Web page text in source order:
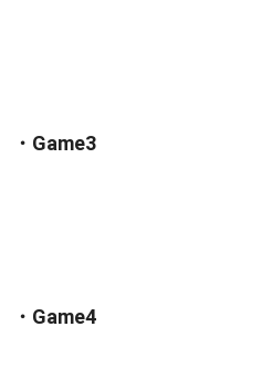
・Game3
・Game4